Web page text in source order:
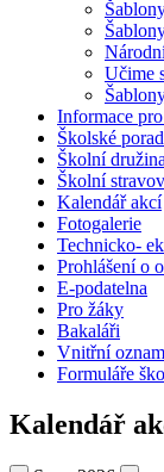
Učime
Informace
Školské
Školní družina
Školní
Kalendář akcí
Fotogalerie
Technicko-
Prohlášení o
E-podatelna
Pro žáky
Bakaláři
Vnitřní
Formuláře
Kalendář